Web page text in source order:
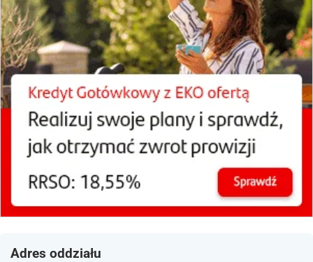
Adres oddziału